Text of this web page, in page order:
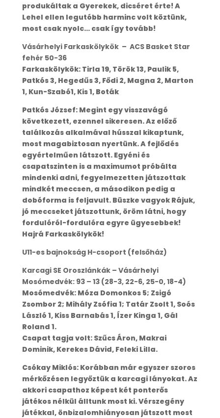
produkáltak a Gyerekek, dicséret érte! A
Lehel ellen legutóbb harminc volt köztünk,
most csak nyolc… csak így tovább!
Vásárhelyi Farkaskölykök – ACS Basket Star
fehér 50-36
Farkaskölykök: Tirla 19, Török 13, Paulik 5,
Patkós 3, Hegedűs 3, Fődi 2, Magna 2, Marton
1, Kun-Szabó1, Kis 1, Boták
Patkós József: Megint egy visszavágó
következett, ezennel sikeresen. Az előző
találkozás alkalmával hússzal kikaptunk,
most magabiztosan nyertünk. A fejlődés
egyértelműen látszott. Egyéni és
csapatszinten is a maximumot próbálta
mindenki adni, fegyelmezetten játszottak
mindkét meccsen, a másodikon pedig a
dobóforma is feljavult. Büszke vagyok Rájuk,
jó meccseket játszottunk, öröm látni, hogy
fordulóról-fordulóra egyre ügyesebbek!
Hajrá Farkaskölykök!
U11-es bajnokság H-csoport (felsőház)
Karcagi SE Oroszlánkák – Vásárhelyi
Mosómedvék: 93 – 13 (28-3, 22-6, 25-0, 18-4)
Mosómedvék: Móza Domonkos 5; Zsigó
Zsombor 2; Mihály Zsófia 1; Tatár Zsolt 1, Soós
László 1, Kiss Barnabás 1, Ízer Kinga 1, Gál
Roland 1.
Csapat tagja volt: Szűcs Áron, Makrai
Dominik, Kerekes Dávid, Feleki Lilla.
Csókay Miklós: Korábban már egyszer szoros
mérkőzésen legyőztük a karcagi lányokat. Az
akkori csapathoz képest két ponterős
játékos nélkül álltunk most ki. Vérszegény
játékkal, önbizalomhiányosan játszott most